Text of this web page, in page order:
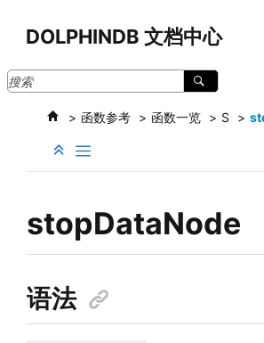
DOLPHINDB 文档中心
函数参考 函数一览 S
stopDataNode
语法